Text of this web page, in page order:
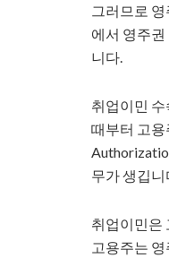
그러므로
에서 영주
니다.
취업이민
때부터 고용
무가 생깁니
취업이민은
고용주는